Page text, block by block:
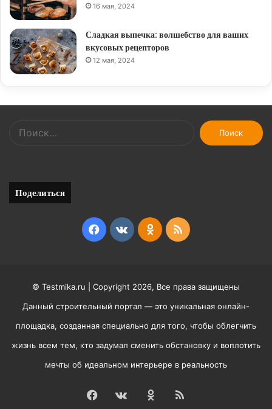
16 мая, 2024
Сладкая выпечка: волшебство для ваших
вкусовых рецепторов
12 мая, 2024
Найти:
Поделиться
Facebook
vk.comOdnoklassniki
RSS
© Testmika.ru | Copyright 2026, Все права защищены
Данный строительный портал — это уникальная онлайн-
площадка, созданная специально для того, чтобы облегчить
жизнь всем тем, кто задумал сменить обстановку и воплотить
мечты об идеальном интерьере в реальность
Facebook
vk.comOdnoklassniki
RSS